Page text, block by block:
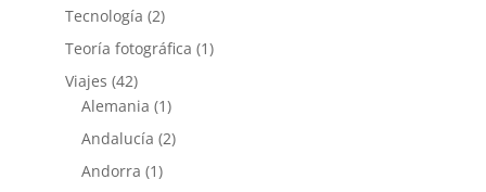
Tecnología (2)
Teoría fotográfica (1)
Viajes (42)
Alemania (1)
Andalucía (2)
Andorra (1)